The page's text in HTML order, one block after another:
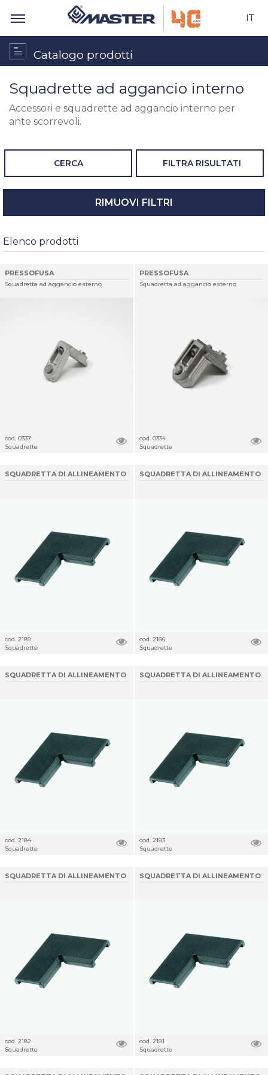
IT
Catalogo prodotti
Squadrette ad aggancio interno
Accessori e squadrette ad aggancio interno per
ante scorrevoli.
CERCA FILTRA RISULTATI
RIMUOVI FILTRI
Elenco prodotti
PRESSOFUSA
Squadretta ad aggancio esterno
cod. 0337
Squadrette
PRESSOFUSA
Squadretta ad aggancio esterno
cod. 0334
Squadrette
SQUADRETTA DI ALLINEAMENTO
cod. 2189
Squadrette
SQUADRETTA DI ALLINEAMENTO
cod. 2186
Squadrette
SQUADRETTA DI ALLINEAMENTO
cod. 2184
Squadrette
SQUADRETTA DI ALLINEAMENTO
cod. 2183
Squadrette
SQUADRETTA DI ALLINEAMENTO
cod. 2182
Squadrette
SQUADRETTA DI ALLINEAMENTO
cod. 2181
Squadrette